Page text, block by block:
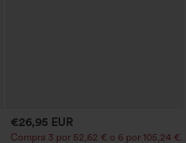
€26,95 EUR
Compra 3 por 52,62 € o 6 por 105,24 €.